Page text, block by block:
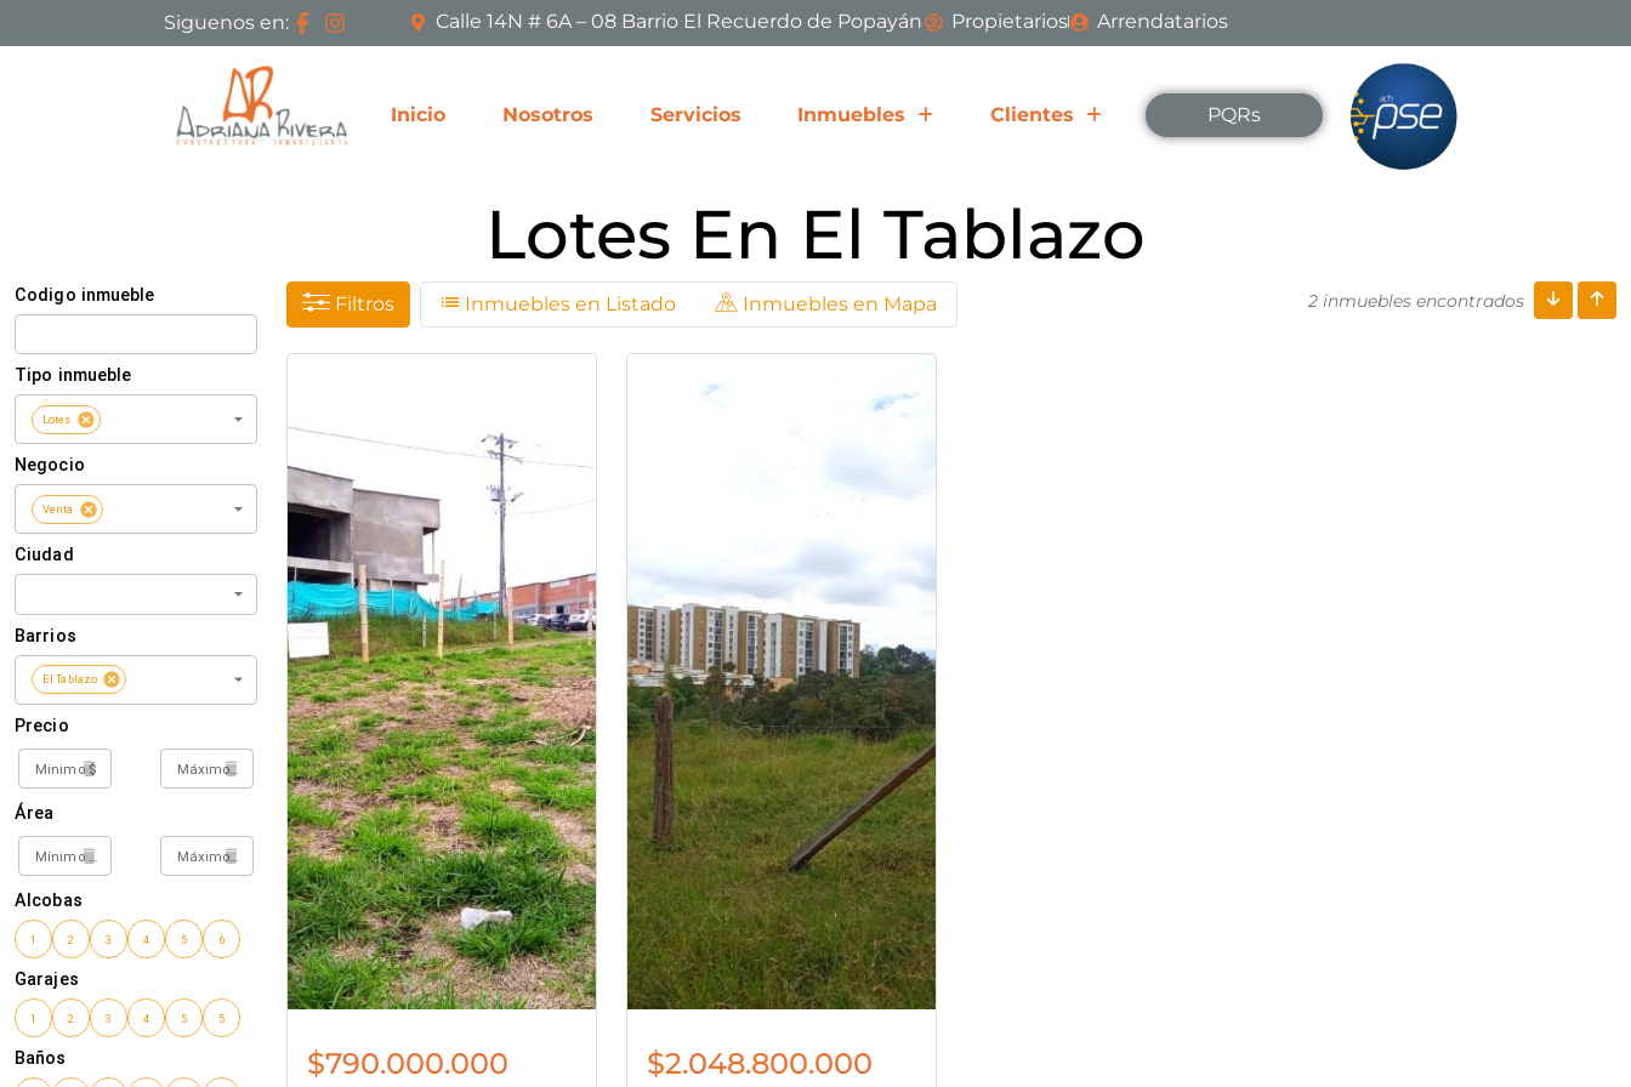
Siguenos en: Calle 14N # 6A – 08 Barrio El Recuerdo de Popayán Propietarios Arrendatarios
Inicio Nosotros Servicios Inmuebles Clientes PQRs
Lotes En El Tablazo
Filtros Inmuebles en Listado Inmuebles en Mapa 2 inmuebles encontrados
$790.000.000 $2.048.800.000